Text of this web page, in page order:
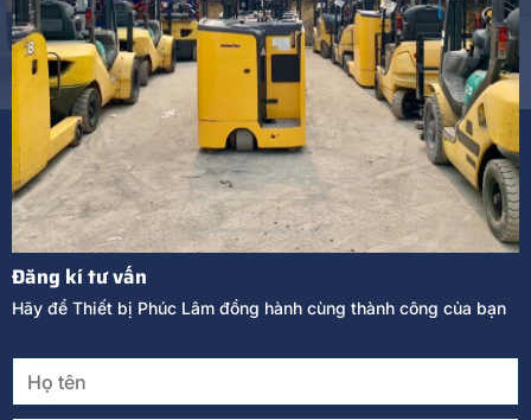
Đăng kí tư vấn
Hãy để Thiết bị Phúc Lâm đồng hành cùng thành công của bạn